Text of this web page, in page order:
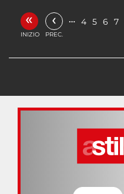
«
INIZIO
‹
PREC.
… 4 5 6 7